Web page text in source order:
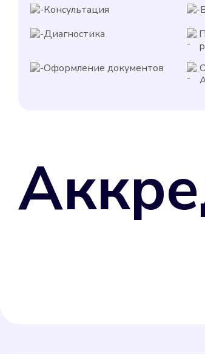
Консультация
Диагностика
Оформление документов